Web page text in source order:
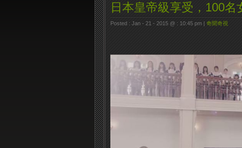
日本皇帝級享受，100名
Posted : Jan - 21 - 2015 @ : 10:45 pm | 奇聞奇視